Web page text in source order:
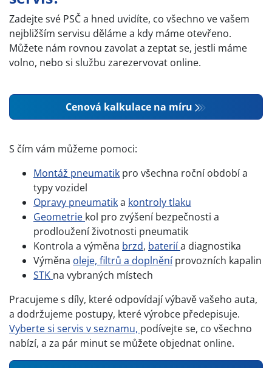
Zadejte své PSČ a hned uvidíte, co všechno ve vašem
nejbližším servisu děláme a kdy máme otevřeno.
Můžete nám rovnou zavolat a zeptat se, jestli máme
volno, nebo si službu zarezervovat online.
Cenová kalkulace na míru
S čím vám můžeme pomoci:
Montáž pneumatik pro všechna roční období a
typy vozidel
Opravy pneumatika kontroly tlaku
Geometrie kol pro zvýšení bezpečnosti a
prodloužení životnosti pneumatik
Kontrola a výměna brzd, bateriía diagnostika
Výměna oleje, filtrů a doplněníprovozních kapalin
STK na vybraných místech
Pracujeme s díly, které odpovídají výbavě vašeho auta,
a dodržujeme postupy, které výrobce předepisuje.
Vyberte si servis v seznamu, podívejte se, co všechno
nabízí, a za pár minut se můžete objednat online.